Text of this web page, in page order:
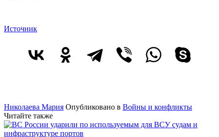
Источник
Николаева Мария Опубликовано в Войны и конфликты
Читайте также